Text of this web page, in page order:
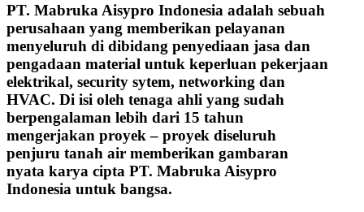
PT. Mabruka Aisypro Indonesia adalah sebuah
perusahaan yang memberikan pelayanan
menyeluruh di dibidang penyediaan jasa dan
pengadaan material untuk keperluan pekerjaan
elektrikal, security sytem, networking dan
HVAC. Di isi oleh tenaga ahli yang sudah
berpengalaman lebih dari 15 tahun
mengerjakan proyek – proyek diseluruh
penjuru tanah air memberikan gambaran
nyata karya cipta PT. Mabruka Aisypro
Indonesia untuk bangsa.